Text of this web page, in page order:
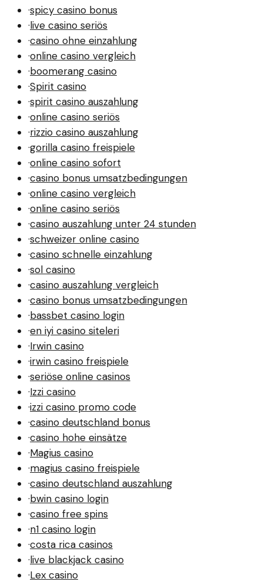
·spicy casino bonus
·live casino seriös
·casino ohne einzahlung
·online casino vergleich
·boomerang casino
·Spirit casino
·spirit casino auszahlung
·online casino seriös
·rizzio casino auszahlung
·gorilla casino freispiele
·online casino sofort
·casino bonus umsatzbedingungen
·online casino vergleich
·online casino seriös
·casino auszahlung unter 24 stunden
·schweizer online casino
·casino schnelle einzahlung
·sol casino
·casino auszahlung vergleich
·casino bonus umsatzbedingungen
·bassbet casino login
·en iyi casino siteleri
·Irwin casino
·irwin casino freispiele
·seriöse online casinos
·Izzi casino
·izzi casino promo code
·casino deutschland bonus
·casino hohe einsätze
·Magius casino
·magius casino freispiele
·casino deutschland auszahlung
·bwin casino login
·casino free spins
·n1 casino login
·costa rica casinos
·live blackjack casino
·Lex casino